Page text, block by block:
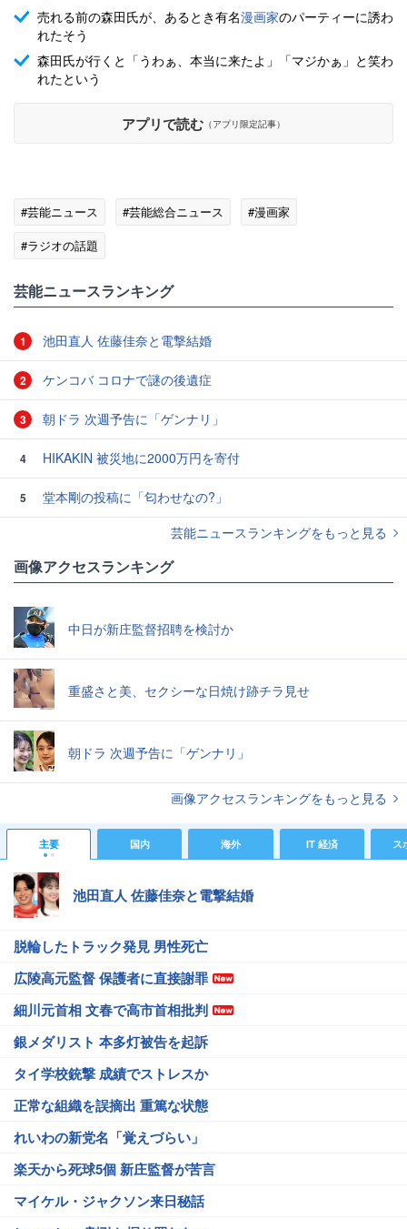
売れる前の森田氏が、あるとき有名漫画家のパーティーに誘わ
れたそう
森田氏が行くと「うわぁ、本当に来たよ」「マジかぁ」と笑わ
れたという
アプリで読む （アプリ限定記事）
#芸能ニュース #芸能総合ニュース
#漫画家
#ラジオの話題
芸能ニュースランキング
1 池田直人 佐藤佳奈と電撃結婚
2 ケンコバ コロナで謎の後遺症
3 朝ドラ 次週予告に「ゲンナリ」
4 HIKAKIN 被災地に2000万円を寄付
5
堂本剛の投稿に「匂わせなの?」
芸能ニュースランキングをもっと見る
画像アクセスランキング
中日が新庄監督招聘を検討か
重盛さと美、セクシーな日焼け跡チラ見せ
朝ドラ 次週予告に「ゲンナリ」
画像アクセスランキングをもっと見る
主要 国内 海外 IT 経済 ス
池田直人 佐藤佳奈と電撃結婚
脱輪したトラック発見 男性死亡
広陵高元監督 保護者に直接謝罪
細川元首相 文春で高市首相批判
銀メダリスト 本多灯被告を起訴
タイ学校銃撃 成績でストレスか
正常な組織を誤摘出 重篤な状態
れいわの新党名「覚えづらい」
楽天から死球5個 新庄監督が苦言
マイケル・ジャクソン来日秘話